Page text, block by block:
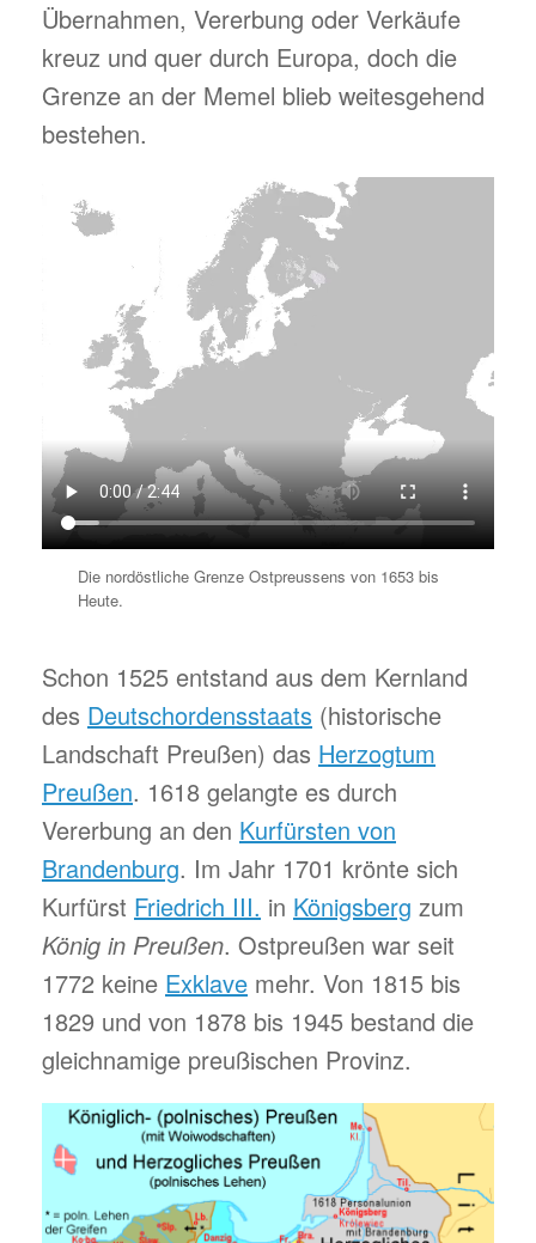
Übernahmen, Vererbung oder Verkäufe
kreuz und quer durch Europa, doch die
Grenze an der Memel blieb weitesgehend
bestehen.
Die nordöstliche Grenze Ostpreussens von 1653 bis
Heute.
Schon 1525 entstand aus dem Kernland
des Deutschordensstaats (historische
Landschaft Preußen) das Herzogtum
Preußen. 1618 gelangte es durch
Vererbung an den Kurfürsten von
Brandenburg. Im Jahr 1701 krönte sich
Kurfürst Friedrich III. in Königsberg zum
König in Preußen. Ostpreußen war seit
1772 keine Exklave mehr. Von 1815 bis
1829 und von 1878 bis 1945 bestand die
gleichnamige preußischen Provinz.